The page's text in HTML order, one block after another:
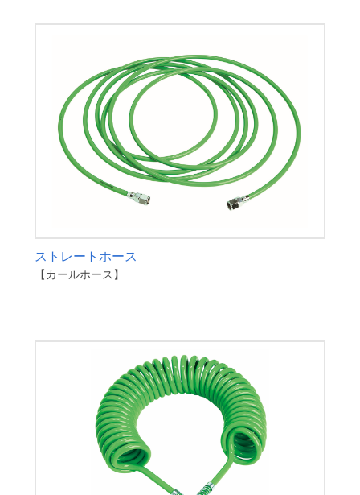
ストレートホース
【カールホース】